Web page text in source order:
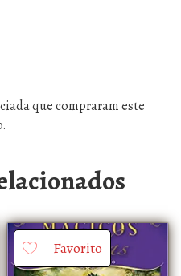
que compraram este
Favorito